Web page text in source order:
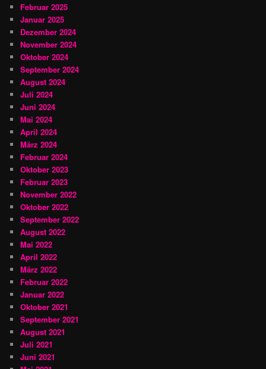
Februar 2025
Januar 2025
Dezember 2024
November 2024
Oktober 2024
September 2024
August 2024
Juli 2024
Juni 2024
Mai 2024
April 2024
März 2024
Februar 2024
Oktober 2023
Februar 2023
November 2022
Oktober 2022
September 2022
August 2022
Mai 2022
April 2022
März 2022
Februar 2022
Januar 2022
Oktober 2021
September 2021
August 2021
Juli 2021
Juni 2021